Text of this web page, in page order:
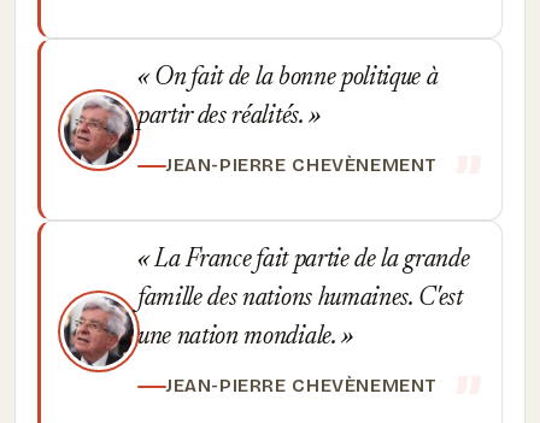
On fait de la bonne politique à
partir des réalités.
JEAN-PIERRE CHEVÈNEMENT
La France fait partie de la grande
famille des nations humaines. C'est
une nation mondiale.
JEAN-PIERRE CHEVÈNEMENT